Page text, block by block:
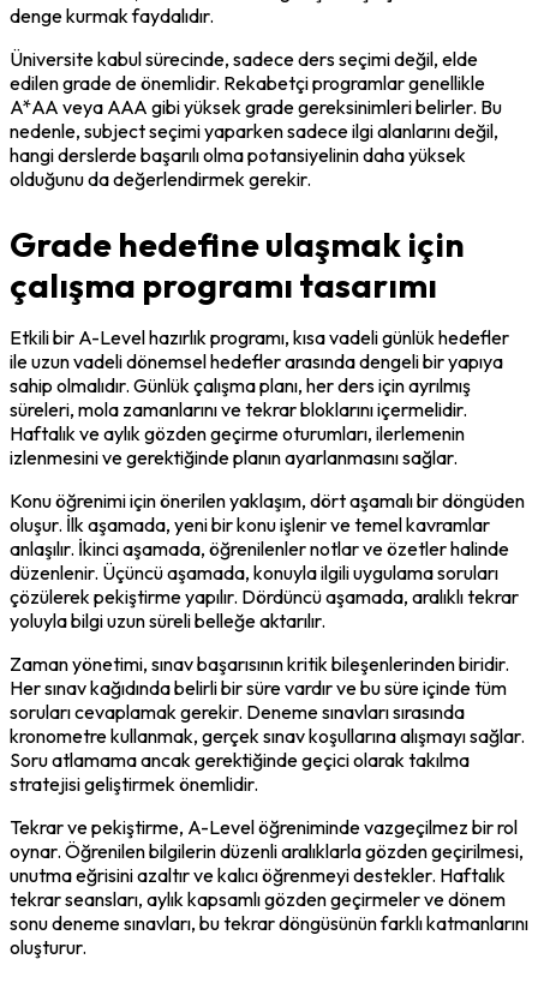
denge kurmak faydalıdır.
Üniversite kabul sürecinde, sadece ders seçimi değil, elde
edilen grade de önemlidir. Rekabetçi programlar genellikle
A*AA veya AAA gibi yüksek grade gereksinimleri belirler. Bu
nedenle, subject seçimi yaparken sadece ilgi alanlarını değil,
hangi derslerde başarılı olma potansiyelinin daha yüksek
olduğunu da değerlendirmek gerekir.
Grade hedefine ulaşmak için
çalışma programı tasarımı
Etkili bir A-Level hazırlık programı, kısa vadeli günlük hedefler
ile uzun vadeli dönemsel hedefler arasında dengeli bir yapıya
sahip olmalıdır. Günlük çalışma planı, her ders için ayrılmış
süreleri, mola zamanlarını ve tekrar bloklarını içermelidir.
Haftalık ve aylık gözden geçirme oturumları, ilerlemenin
izlenmesini ve gerektiğinde planın ayarlanmasını sağlar.
Konu öğrenimi için önerilen yaklaşım, dört aşamalı bir döngüden
oluşur. İlk aşamada, yeni bir konu işlenir ve temel kavramlar
anlaşılır. İkinci aşamada, öğrenilenler notlar ve özetler halinde
düzenlenir. Üçüncü aşamada, konuyla ilgili uygulama soruları
çözülerek pekiştirme yapılır. Dördüncü aşamada, aralıklı tekrar
yoluyla bilgi uzun süreli belleğe aktarılır.
Zaman yönetimi, sınav başarısının kritik bileşenlerinden biridir.
Her sınav kağıdında belirli bir süre vardır ve bu süre içinde tüm
soruları cevaplamak gerekir. Deneme sınavları sırasında
kronometre kullanmak, gerçek sınav koşullarına alışmayı sağlar.
Soru atlamama ancak gerektiğinde geçici olarak takılma
stratejisi geliştirmek önemlidir.
Tekrar ve pekiştirme, A-Level öğreniminde vazgeçilmez bir rol
oynar. Öğrenilen bilgilerin düzenli aralıklarla gözden geçirilmesi,
unutma eğrisini azaltır ve kalıcı öğrenmeyi destekler. Haftalık
tekrar seansları, aylık kapsamlı gözden geçirmeler ve dönem
sonu deneme sınavları, bu tekrar döngüsünün farklı katmanlarını
oluşturur.